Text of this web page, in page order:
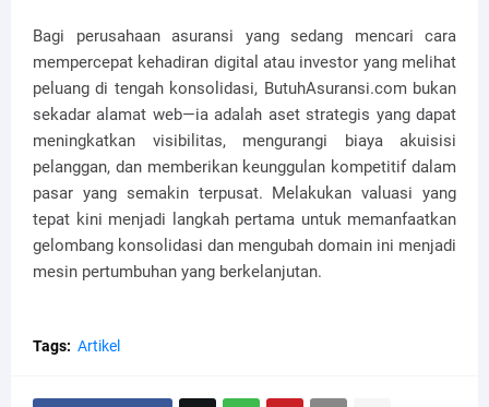
Bagi perusahaan asuransi yang sedang mencari cara
mempercepat kehadiran digital atau investor yang melihat
peluang di tengah konsolidasi, ButuhAsuransi.com bukan
sekadar alamat web—ia adalah aset strategis yang dapat
meningkatkan visibilitas, mengurangi biaya akuisisi
pelanggan, dan memberikan keunggulan kompetitif dalam
pasar yang semakin terpusat. Melakukan valuasi yang
tepat kini menjadi langkah pertama untuk memanfaatkan
gelombang konsolidasi dan mengubah domain ini menjadi
mesin pertumbuhan yang berkelanjutan.
Tags: Artikel